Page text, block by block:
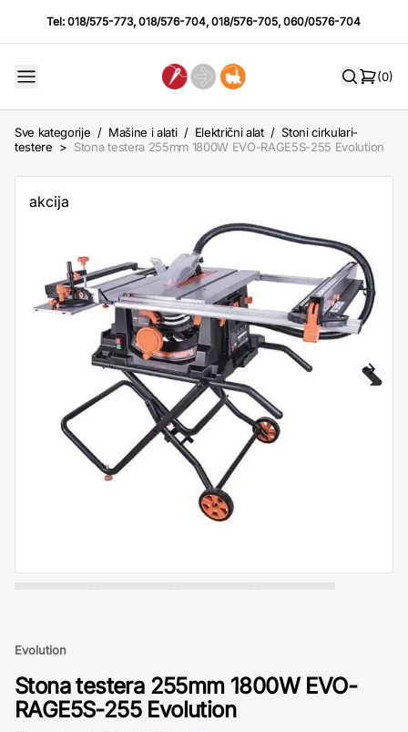
Tel:018/575-773,018/576-704,018/576-705,060/0576-704
(0)
Sve kategorije / Mašine i alati / Električni alat / Stoni cirkulari-
testere > Stona testera 255mm 1800W EVO-RAGE5S-255 Evolution
akcija
Evolution
Stona testera 255mm 1800W EVO-
RAGE5S-255 Evolution